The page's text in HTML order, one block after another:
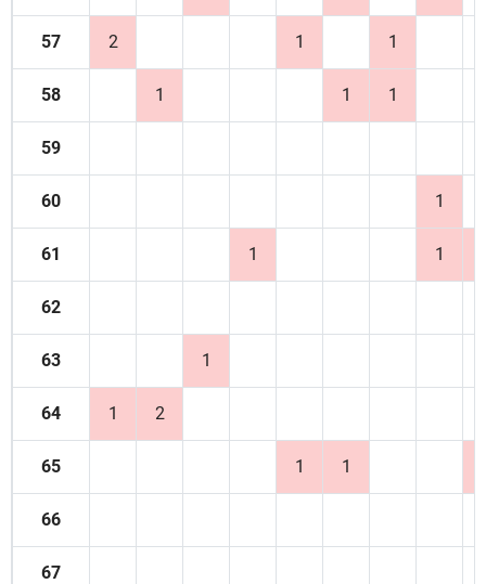
57 2 1 1
58 1 1 1
59
60 1
61 1 1
62
63 1
64 1 2
65 1 1
66
67